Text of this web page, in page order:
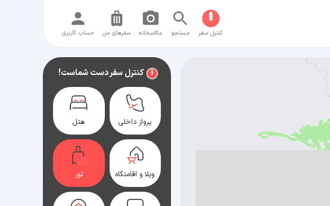
کنترل سفر جستجو عکاسخانه سفر‌های من حساب کاربری
کنترل سفر دست شماست!
پرواز داخلی هتل
ویلا و اقامتگاه تور